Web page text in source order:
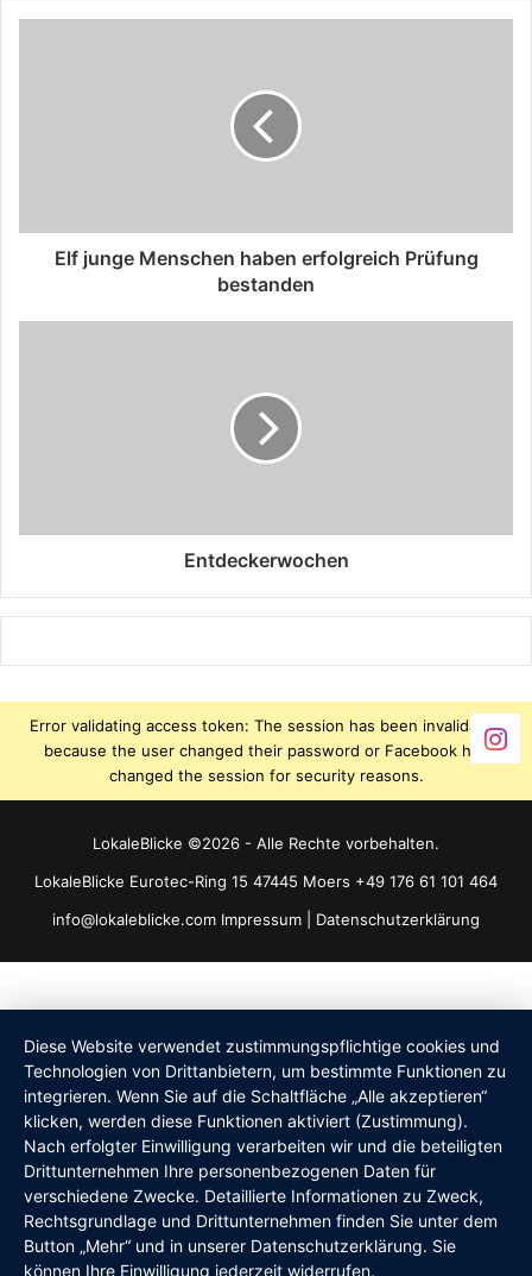
Elf junge Menschen haben erfolgreich Prüfung
bestanden
Entdeckerwochen
Error validating access token: The session has been invalidated
because the user changed their password or Facebook has
changed the session for security reasons.
LokaleBlicke ©2026 - Alle Rechte vorbehalten.
LokaleBlicke Eurotec-Ring 15 47445 Moers +49 176 61 101 464
info@lokaleblicke.com Impressum Datenschutzerklärung
Diese Website verwendet zustimmungspflichtige cookies und
Technologien von Drittanbietern, um bestimmte Funktionen zu
integrieren. Wenn Sie auf die Schaltfläche „Alle akzeptieren“
klicken, werden diese Funktionen aktiviert (Zustimmung).
Nach erfolgter Einwilligung verarbeiten wir und die beteiligten
Drittunternehmen Ihre personenbezogenen Daten für
verschiedene Zwecke. Detaillierte Informationen zu Zweck,
Rechtsgrundlage und Drittunternehmen finden Sie unter dem
Button „Mehr“ und in unserer Datenschutzerklärung. Sie
können Ihre Einwilligung jederzeit widerrufen.